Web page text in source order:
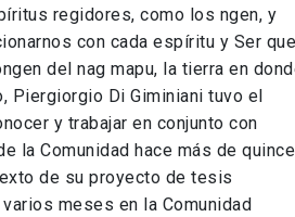
regidores, como los ngen, y
con cada espíritu y Ser
del nag mapu, la tierra en
Piergiorgio Di Giminiani tuvo el
y trabajar en conjunto con
la Comunidad hace más de quince
de su proyecto de tesis
meses en la Comunidad